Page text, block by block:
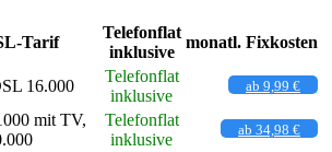
Tarif
Telefonflat
inklusive
monatl. Fixkosten
16.000
Telefonflat
inklusive
ab 9,99 €
mit TV,
Telefonflat
inklusive
ab 34,98 €